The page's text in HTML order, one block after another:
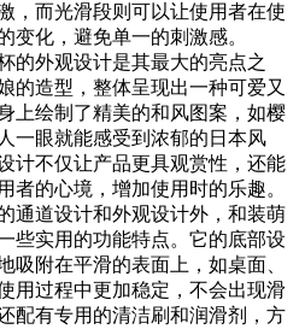
，而光滑段则可以让使用者在使
变化，避免单一的刺激感。
的外观设计是其最大的亮点之
的造型，整体呈现出一种可爱又
上绘制了精美的和风图案，如樱
一眼就能感受到浓郁的日本风
计不仅让产品更具观赏性，还能
者的心境，增加使用时的乐趣。
通道设计和外观设计外，和装萌
些实用的功能特点。它的底部设
吸附在平滑的表面上，如桌面、
用过程中更加稳定，不会出现滑
配有专用的清洁刷和润滑剂，方